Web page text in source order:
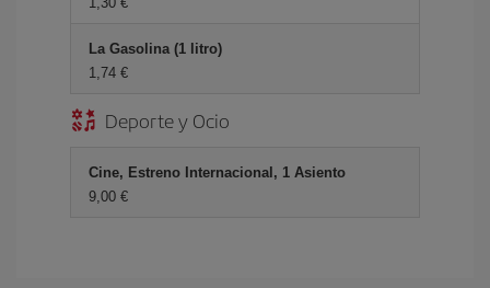
La Gasolina (1 litro)
1,74 €
Deporte y Ocio
Cine, Estreno Internacional, 1 Asiento
9,00 €